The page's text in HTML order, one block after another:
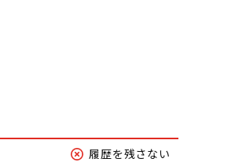
履歴を残さない